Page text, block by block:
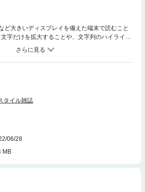
ど大きいディスプレイを備えた端末で読むこと
字だけを拡大することや、文字列のハイライ
用などの機能が使用できません。『LDK8月
り浪費とぼんやり貯蓄の うっかりビンボー家計
「プチプラ洗顔料ベストランキング2022」、
クラクごはん作り」、「旅心をくすぐりまくり
号の目次】【付録小冊子●LDKまんまムック企画
ベストアイディア』表紙目次巻頭特集●プチプ
作戦【Story1】ラクして削る【Story2】ムリせ
］不安・疑問を成敗！スマホ代Q&A［special c
」→ちょこっと「投資」へ 未来のためにやっと
集●冷凍保存で忙しい日のラクラクごはん作り夏
軟剤乗り換え案内旅心をくすぐりまくり♪ 女性
深井の甘口ズボラストレッチ部LDKカルチャ
製作所私立昭和女学園ご当地スーパー探検隊 第
タイル雑誌
06/28
MB